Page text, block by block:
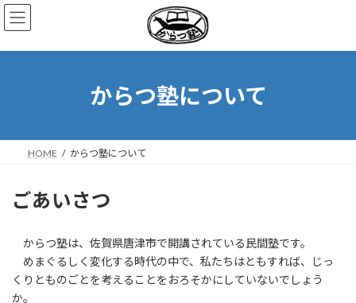
コ
ン
ン
ナ
ビ
ー
からつ塾について
HOME からつ塾について
ごあいさつ
からつ塾は、佐賀県唐津市で開講されている民間塾です。
めまぐるしく変化する時代の中で、私たちはともすれば、じっ
くりとものごとを考えることをおろそかにしていないでしょう
か。